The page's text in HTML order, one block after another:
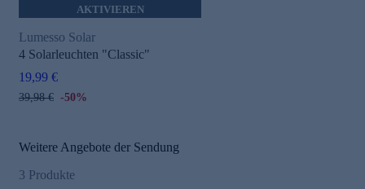
AKTIVIEREN
Lumesso Solar
4 Solarleuchten "Classic"
19,99 €
39,98 € -50%
Weitere Angebote der Sendung
3 Produkte